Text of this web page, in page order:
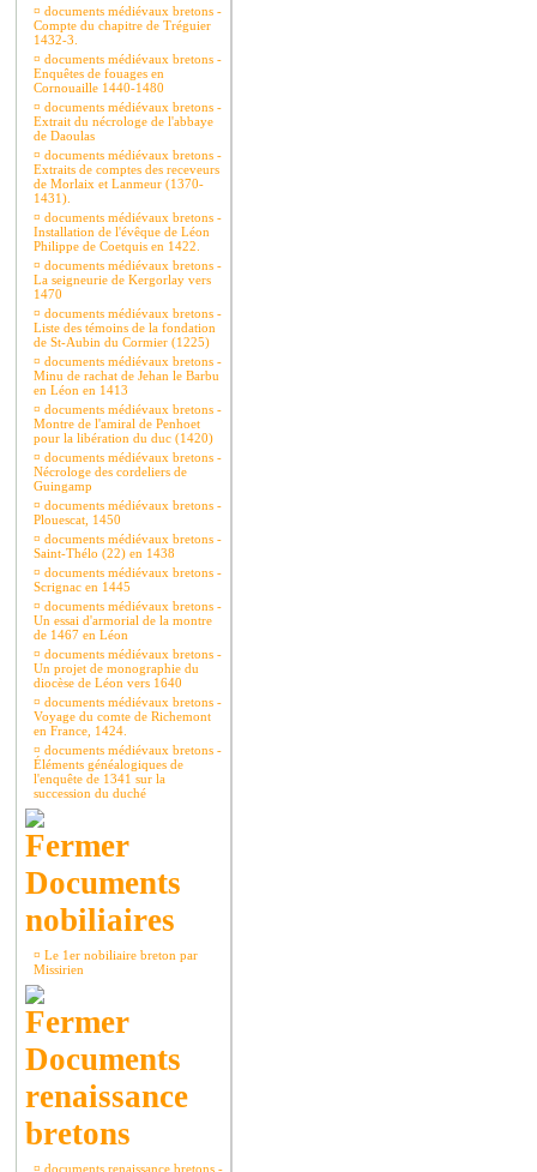
¤ documents médiévaux bretons -
Compte du chapitre de Tréguier
1432-3.
¤ documents médiévaux bretons -
Enquêtes de fouages en
Cornouaille 1440-1480
¤ documents médiévaux bretons -
Extrait du nécrologe de l'abbaye
de Daoulas
¤ documents médiévaux bretons -
Extraits de comptes des receveurs
de Morlaix et Lanmeur (1370-
1431).
¤ documents médiévaux bretons -
Installation de l'évêque de Léon
Philippe de Coetquis en 1422.
¤ documents médiévaux bretons -
La seigneurie de Kergorlay vers
1470
¤ documents médiévaux bretons -
Liste des témoins de la fondation
de St-Aubin du Cormier (1225)
¤ documents médiévaux bretons -
Minu de rachat de Jehan le Barbu
en Léon en 1413
¤ documents médiévaux bretons -
Montre de l'amiral de Penhoet
pour la libération du duc (1420)
¤ documents médiévaux bretons -
Nécrologe des cordeliers de
Guingamp
¤ documents médiévaux bretons -
Plouescat, 1450
¤ documents médiévaux bretons -
Saint-Thélo (22) en 1438
¤ documents médiévaux bretons -
Scrignac en 1445
¤ documents médiévaux bretons -
Un essai d'armorial de la montre
de 1467 en Léon
¤ documents médiévaux bretons -
Un projet de monographie du
diocèse de Léon vers 1640
¤ documents médiévaux bretons -
Voyage du comte de Richemont
en France, 1424.
¤ documents médiévaux bretons -
Éléments généalogiques de
l'enquête de 1341 sur la
succession du duché
Documents
nobiliaires
¤ Le 1er nobiliaire breton par
Missirien
Documents
renaissance
bretons
¤ documents renaissance bretons -